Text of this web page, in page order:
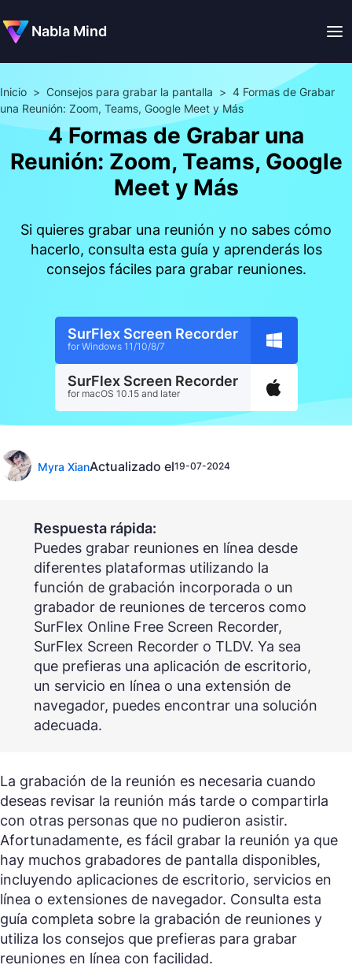
Nabla Mind
Inicio > Consejos para grabar la pantalla > 4 Formas de Grabar
una Reunión: Zoom, Teams, Google Meet y Más
4 Formas de Grabar una
Reunión: Zoom, Teams, Google
Meet y Más
Si quieres grabar una reunión y no sabes cómo
hacerlo, consulta esta guía y aprenderás los
consejos fáciles para grabar reuniones.
SurFlex Screen Recorder
for Windows 11/10/8/7
SurFlex Screen Recorder
for macOS 10.15 and later
Myra XianActualizado el19-07-2024
Respuesta rápida:
Puedes grabar reuniones en línea desde
diferentes plataformas utilizando la
función de grabación incorporada o un
grabador de reuniones de terceros como
SurFlex Online Free Screen Recorder,
SurFlex Screen Recorder o TLDV. Ya sea
que prefieras una aplicación de escritorio,
un servicio en línea o una extensión de
navegador, puedes encontrar una solución
adecuada.
La grabación de la reunión es necesaria cuando
deseas revisar la reunión más tarde o compartirla
con otras personas que no pudieron asistir.
Afortunadamente, es fácil grabar la reunión ya que
hay muchos grabadores de pantalla disponibles,
incluyendo aplicaciones de escritorio, servicios en
línea o extensiones de navegador. Consulta esta
guía completa sobre la grabación de reuniones y
utiliza los consejos que prefieras para grabar
reuniones en línea con facilidad.